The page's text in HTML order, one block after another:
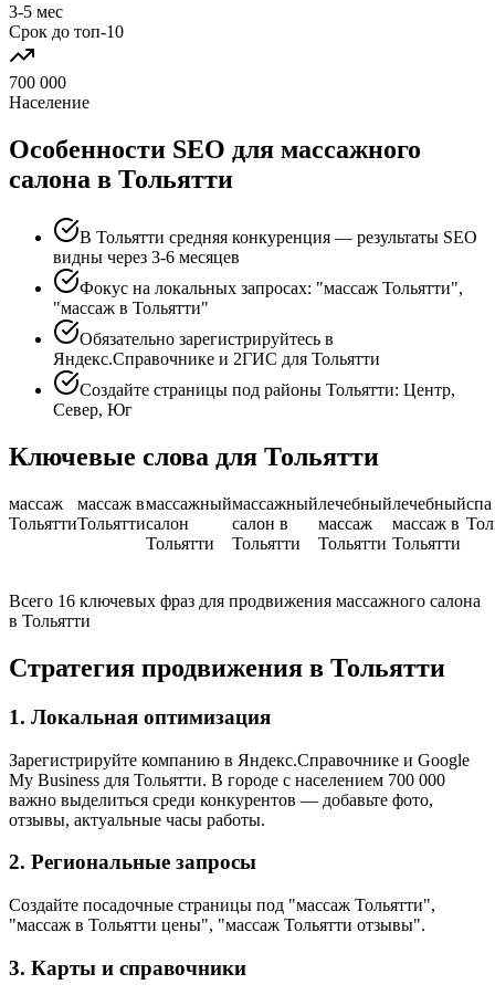
3-5 мес
Срок до топ-10
700 000
Население
Особенности SEO для массажного
салона в Тольятти
В Тольятти средняя конкуренция — результаты SEO
видны через 3-6 месяцев
Фокус на локальных запросах: "массаж Тольятти",
"массаж в Тольятти"
Обязательно зарегистрируйтесь в
Яндекс.Справочнике и 2ГИС для Тольятти
Создайте страницы под районы Тольятти: Центр,
Север, Юг
Ключевые слова для Тольятти
массаж
Тольятти
массаж в
Тольятти
массажный
салон
Тольятти
массажный
салон в
Тольятти
лечебный
массаж
Тольятти
лечебный
массаж в
Тольятти
спа
Всего 16 ключевых фраз для продвижения массажного салона
в Тольятти
Стратегия продвижения в Тольятти
1. Локальная оптимизация
Зарегистрируйте компанию в Яндекс.Справочнике и Google
My Business для Тольятти. В городе с населением 700 000
важно выделиться среди конкурентов — добавьте фото,
отзывы, актуальные часы работы.
2. Региональные запросы
Создайте посадочные страницы под "массаж Тольятти",
"массаж в Тольятти цены", "массаж Тольятти отзывы".
3. Карты и справочники